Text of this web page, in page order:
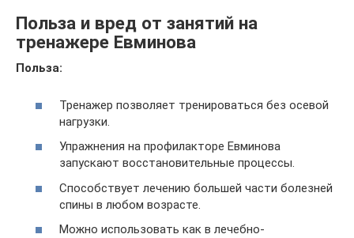
Польза и вред от занятий на
тренажере Евминова
Польза:
Тренажер позволяет тренироваться без осевой
нагрузки.
Упражнения на профилакторе Евминова
запускают восстановительные процессы.
Способствует лечению большей части болезней
спины в любом возрасте.
Можно использовать как в лечебно-